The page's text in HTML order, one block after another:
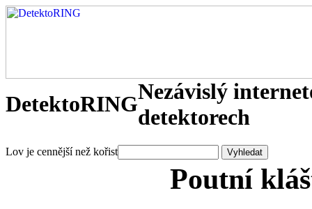
DetektoRINGNezávislý
detektorech
Lov je cennější než kořist
Poutní